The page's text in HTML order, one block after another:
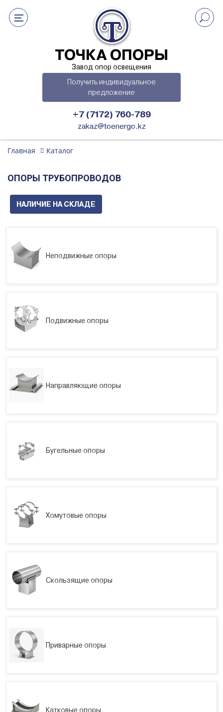
ТОЧКА ОПОРЫ
Завод опор освещения
Получить индивидуальное
предложение
+7 (7172) 760-789
zakaz@toenergo.kz
Главная Каталог
ОПОРЫ ТРУБОПРОВОДОВ
НАЛИЧИЕ НА СКЛАДЕ
Неподвижные опоры
Подвижные опоры
Направляющие опоры
Бугельные опоры
Хомутовые опоры
Скользящие опоры
Приварные опоры
Катковые опоры